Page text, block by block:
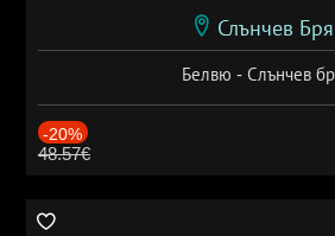
Слънчев
Белвю - Слънчев
-20%
48.57€